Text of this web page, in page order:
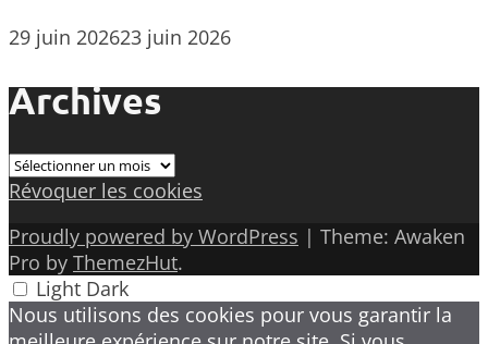
29 juin 202623 juin 2026
Archives
Archives
Révoquer les cookies
Proudly powered by WordPress | Theme: Awaken
Pro by ThemezHut.
Light Dark
Nous utilisons des cookies pour vous garantir la